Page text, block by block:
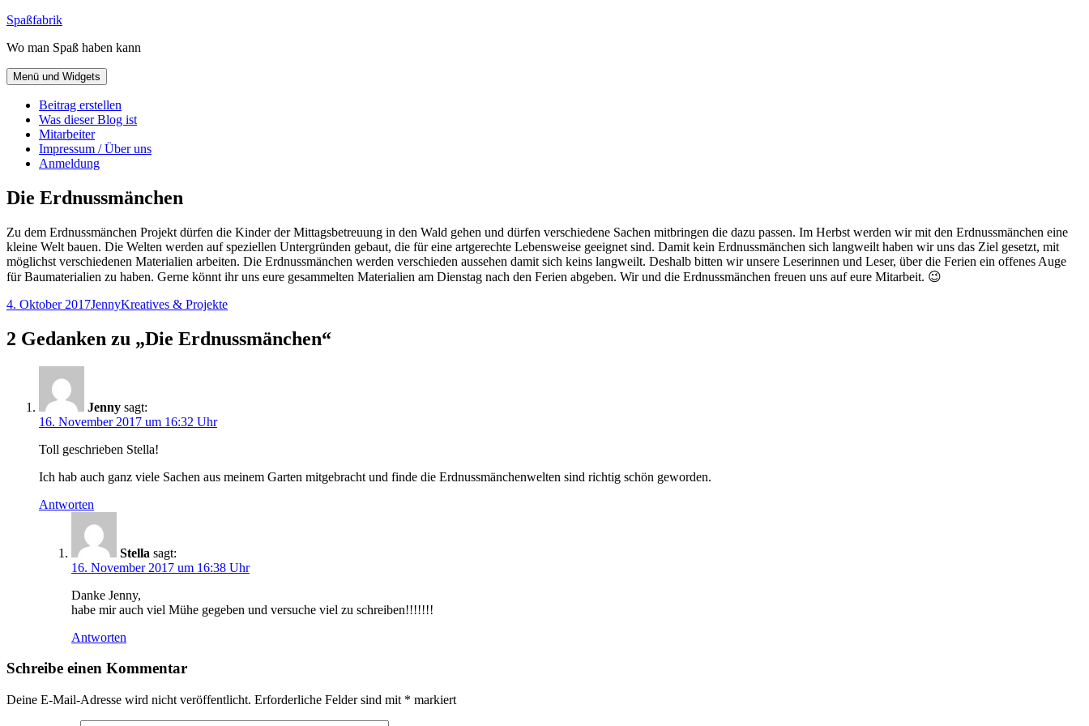
Zum
springen
Spaßfabrik
Wo man Spaß haben kann
Menü und Widgets
Beitrag erstellen
Was dieser Blog ist
Mitarbeiter
Impressum / Über uns
Anmeldung
Die Erdnussmänchen
Zu dem Erdnussmänchen Projekt dürfen die Kinder der Mittagsbetreuung in den Wald gehen und dürfen verschiedene Sachen mitbringen die dazu passen. Im Herbst werden wir mit den Erdnussmänchen eine
kleine Welt bauen. Die Welten werden auf speziellen Untergründen gebaut, die für eine artgerechte Lebensweise geeignet sind. Damit kein Erdnussmänchen sich langweilt haben wir uns das Ziel gesetzt, mit
möglichst verschiedenen Materialien arbeiten. Die Erdnussmänchen werden verschieden aussehen damit sich keins langweilt. Deshalb bitten wir unsere Leserinnen und Leser, über die Ferien ein offenes Auge
für Baumaterialien zu haben. Gerne könnt ihr uns eure gesammelten Materialien am Dienstag nach den Ferien abgeben. Wir und die Erdnussmänchen freuen uns auf eure Mitarbeit. 😉
Veröffentlicht
4. Oktober 2017Autor
JennyKategorien
Kreatives & Projekte
2 Gedanken zu „Die Erdnussmänchen“
Jenny sagt:
16. November 2017 um 16:32 Uhr
Toll geschrieben Stella!
Ich hab auch ganz viele Sachen aus meinem Garten mitgebracht und finde die Erdnussmänchenwelten sind richtig schön geworden.
Antworten
Stella sagt:
16. November 2017 um 16:38 Uhr
Danke Jenny,
habe mir auch viel Mühe gegeben und versuche viel zu schreiben!!!!!!!
Antworten
Schreibe einen Kommentar
Deine E-Mail-Adresse wird nicht veröffentlicht. Erforderliche Felder sind mit * markiert